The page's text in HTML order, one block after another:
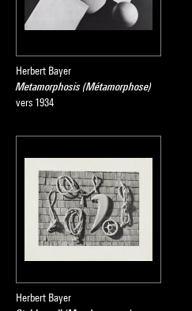
Herbert Bayer
Metamorphosis (Métamorphose)
vers 1934
Herbert Bayer